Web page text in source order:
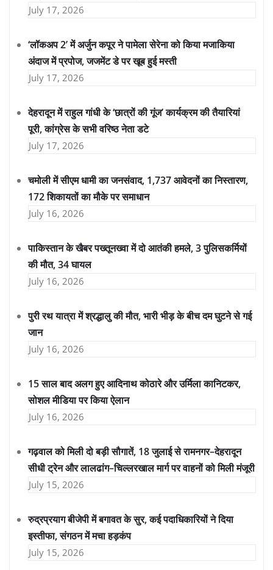
July 17, 2026
‘लॉकअप 2’ में अर्जुन कपूर ने पामेला सेरेना को किया मजाकिया
अंदाज में प्रपोज, जजमेंट डे पर खूब हुई मस्ती
July 17, 2026
देहरादून में राहुल गांधी के ‘छात्रों की गूंज’ कार्यक्रम की तैयारियां
पूरी, कांग्रेस के सभी वरिष्ठ नेता डटे
July 17, 2026
चमोली में सीएम धामी का जनसंवाद, 1,737 आवेदनों का निस्तारण,
172 शिकायतों का मौके पर समाधान
July 16, 2026
पाकिस्तान के खैबर पख्तूनख्वा में दो आतंकी हमले, 3 पुलिसकर्मियों
की मौत, 34 घायल
July 16, 2026
पुरी रथ यात्रा में श्रद्धालु की मौत, भारी भीड़ के बीच दम घुटने से गई
जान
July 16, 2026
15 साल बाद अलग हुए आदिनाथ कोठारे और उर्मिला कानिटकर,
सोशल मीडिया पर किया ऐलान
July 16, 2026
गढ़वाल को मिली दो बड़ी सौगातें, 18 जुलाई से रामनगर–देहरादून
सीधी ट्रेन और लालढांग–चिल्लरखाल मार्ग पर वाहनों को मिली मंजूरी
July 15, 2026
रुद्रप्रयाग बीजेपी में बगावत के सुर, कई पदाधिकारियों ने दिया
इस्तीफा, संगठन में मचा हड़कंप
July 15, 2026